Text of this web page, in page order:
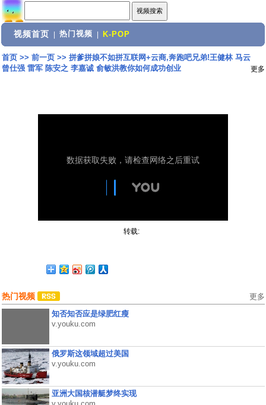
视频首页 热门视频 K-POP
首页>> 前一页>> 拼爹拼娘不如拼互联网+云商,奔跑吧兄弟!王健林 马云
曾仕强 雷军 陈安之 李嘉诚 俞敏洪教你如何成功创业
更多
转载:
热门视频 更多
知否知否应是绿肥红瘦
v.youku.com
俄罗斯这领域超过美国
v.youku.com
亚洲大国核潜艇梦终实现